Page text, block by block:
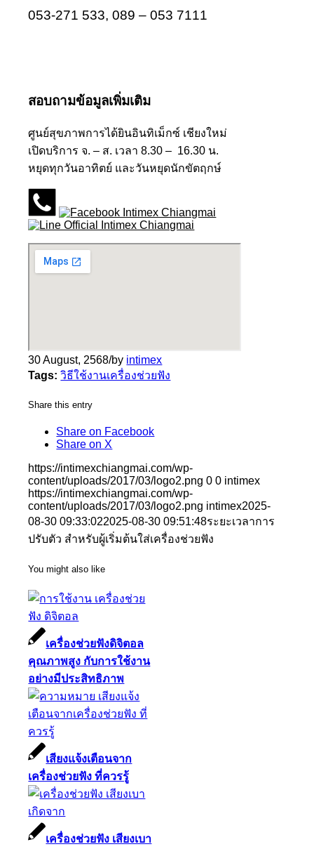
053-271 533, 089 – 053 7111
สอบถามข้อมูลเพิ่มเติม
ศูนย์สุขภาพการได้ยินอินทิเม็กซ์ เชียงใหม่
เปิดบริการ จ. – ส. เวลา 8.30 – 16.30 น.
หยุดทุกวันอาทิตย์ และวันหยุดนักขัตฤกษ์
30 August, 2568/by intimex
Tags: วิธีใช้งานเครื่องช่วยฟัง
Share this entry
Share on Facebook
Share on X
https://intimexchiangmai.com/wp-
content/uploads/2017/03/logo2.png 0 0 intimex
https://intimexchiangmai.com/wp-
content/uploads/2017/03/logo2.png intimex2025-
08-30 09:33:022025-08-30 09:51:48ระยะเวลาการ
ปรับตัว สำหรับผู้เริ่มต้นใส่เครื่องช่วยฟัง
You might also like
เครื่องช่วยฟังดิจิตอล
คุณภาพสูง กับการใช้งาน
อย่างมีประสิทธิภาพ
เสียงแจ้งเตือนจาก
เครื่องช่วยฟัง ที่ควรรู้
เครื่องช่วยฟัง เสียงเบา